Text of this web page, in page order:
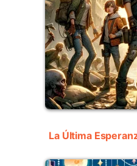
La Última